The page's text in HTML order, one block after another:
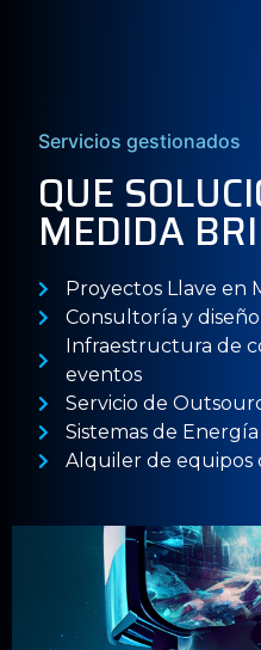
Servicios gestionados
QUE
MEDIDA
Proyectos Llave en
Consultoría y diseño
Infraestructura de
eventos
Servicio de
Sistemas de
Alquiler de equipos